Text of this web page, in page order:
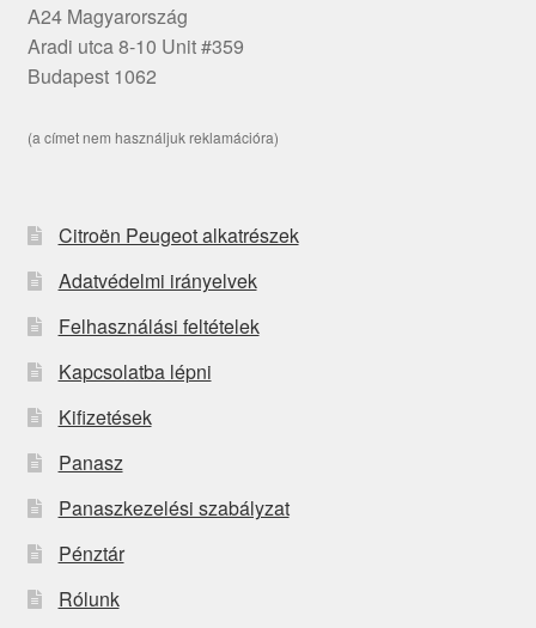
A24 Magyarország
Aradi utca 8-10 Unit #359
Budapest 1062
(a címet nem használjuk reklamációra)
Citroën Peugeot alkatrészek
Adatvédelmi irányelvek
Felhasználási feltételek
Kapcsolatba lépni
Kifizetések
Panasz
Panaszkezelési szabályzat
Pénztár
Rólunk